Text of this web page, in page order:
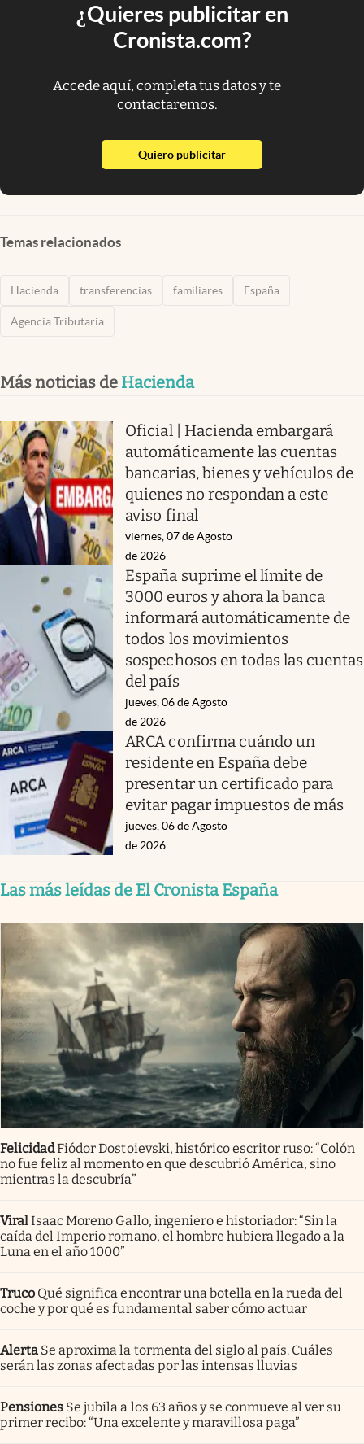
¿Quieres publicitar en
Cronista.com?
Accede aquí, completa tus datos y te
contactaremos.
Quiero publicitarabre en nueva pestaña
Temas relacionados
Hacienda transferencias familiares España
Agencia Tributaria
Más noticias de Hacienda
Oficial | Hacienda embargará
automáticamente las cuentas
bancarias, bienes y vehículos de
quienes no respondan a este
aviso final
viernes, 07 de Agosto
de 2026
España suprime el límite de
3000 euros y ahora la banca
informará automáticamente de
todos los movimientos
sospechosos en todas las cuentas
del país
jueves, 06 de Agosto
de 2026
ARCA confirma cuándo un
residente en España debe
presentar un certificado para
evitar pagar impuestos de más
jueves, 06 de Agosto
de 2026
Las más leídas de El Cronista España
FelicidadFiódor Dostoievski, histórico escritor ruso: “Colón
no fue feliz al momento en que descubrió América, sino
mientras la descubría”
ViralIsaac Moreno Gallo, ingeniero e historiador: “Sin la
caída del Imperio romano, el hombre hubiera llegado a la
Luna en el año 1000”
Truco Qué significa encontrar una botella en la rueda del
coche y por qué es fundamental saber cómo actuar
Alerta Se aproxima la tormenta del siglo al país. Cuáles
serán las zonas afectadas por las intensas lluvias
Pensiones Se jubila a los 63 años y se conmueve al ver su
primer recibo: “Una excelente y maravillosa paga”